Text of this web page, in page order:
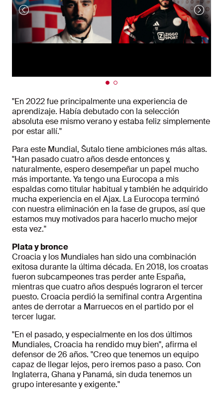
"En 2022 fue principalmente una experiencia de
aprendizaje. Había debutado con la selección
absoluta ese mismo verano y estaba feliz simplemente
por estar allí."
Para este Mundial, Šutalo tiene ambiciones más altas.
"Han pasado cuatro años desde entonces y,
naturalmente, espero desempeñar un papel mucho
más importante. Ya tengo una Eurocopa a mis
espaldas como titular habitual y también he adquirido
mucha experiencia en el Ajax. La Eurocopa terminó
con nuestra eliminación en la fase de grupos, así que
estamos muy motivados para hacerlo mucho mejor
esta vez."
Plata y bronce
Croacia y los Mundiales han sido una combinación
exitosa durante la última década. En 2018, los croatas
fueron subcampeones tras perder ante España,
mientras que cuatro años después lograron el tercer
puesto. Croacia perdió la semifinal contra Argentina
antes de derrotar a Marruecos en el partido por el
tercer lugar.
"En el pasado, y especialmente en los dos últimos
Mundiales, Croacia ha rendido muy bien", afirma el
defensor de 26 años. "Creo que tenemos un equipo
capaz de llegar lejos, pero iremos paso a paso. Con
Inglaterra, Ghana y Panamá, sin duda tenemos un
grupo interesante y exigente."